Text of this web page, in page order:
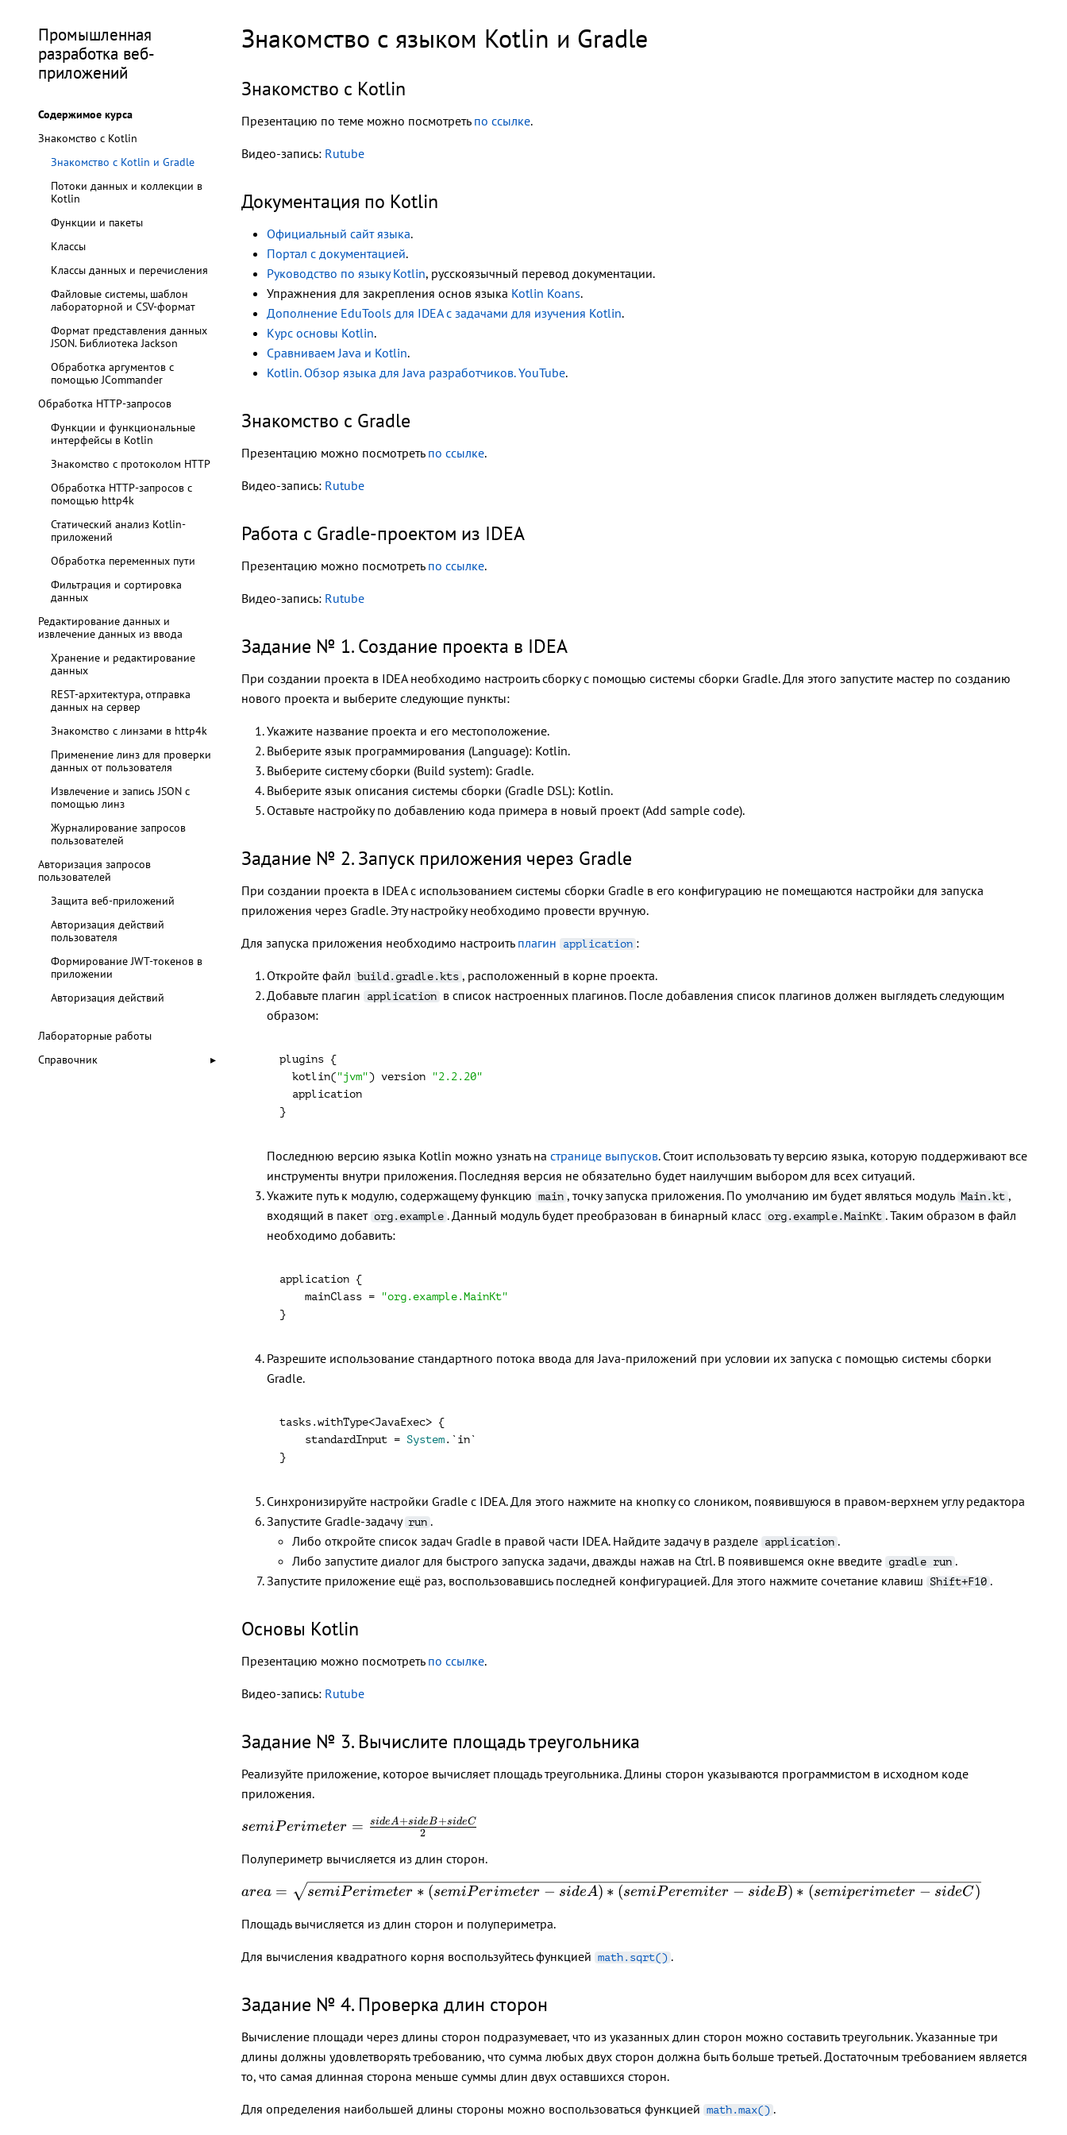
Промышленная
разработка веб-
приложений
Содержимое курса
Знакомство с Kotlin
Знакомство с Kotlin и Gradle
Потоки данных и коллекции в
Kotlin
Функции и пакеты
Классы
Классы данных и перечисления
Файловые системы, шаблон
лабораторной и CSV-формат
Формат представления данных
JSON. Библиотека Jackson
Обработка аргументов с
помощью JCommander
Обработка HTTP-запросов
Функции и функциональные
интерфейсы в Kotlin
Знакомство с протоколом HTTP
Обработка HTTP-запросов с
помощью http4k
Статический анализ Kotlin-
приложений
Обработка переменных пути
Фильтрация и сортировка
данных
Редактирование данных и
извлечение данных из ввода
Хранение и редактирование
данных
REST-архитектура, отправка
данных на сервер
Знакомство с линзами в http4k
Применение линз для проверки
данных от пользователя
Извлечение и запись JSON с
помощью линз
Журналирование запросов
пользователей
Авторизация запросов
пользователей
Защита веб-приложений
Авторизация действий
пользователя
Формирование JWT-токенов в
приложении
Авторизация действий
Лабораторные работы
Справочник
Знакомство с языком Kotlin и Gradle
Знакомство с Kotlin
Презентацию по теме можно посмотреть по ссылке.
Видео-запись: Rutube
Документация по Kotlin
Официальный сайт языка.
Портал с документацией.
Руководство по языку Kotlin, русскоязычный перевод документации.
Упражнения для закрепления основ языка Kotlin Koans.
Дополнение EduTools для IDEA с задачами для изучения Kotlin.
Курс основы Kotlin.
Сравниваем Java и Kotlin.
Kotlin. Обзор языка для Java разработчиков. YouTube.
Знакомство с Gradle
Презентацию можно посмотреть по ссылке.
Видео-запись: Rutube
Работа с Gradle-проектом из IDEA
Презентацию можно посмотреть по ссылке.
Видео-запись: Rutube
Задание № 1. Создание проекта в IDEA
При создании проекта в IDEA необходимо настроить сборку с помощью системы сборки Gradle. Для этого запустите мастер по созданию
нового проекта и выберите следующие пункты:
Укажите название проекта и его местоположение.
Выберите язык программирования (Language): Kotlin.
Выберите систему сборки (Build system): Gradle.
Выберите язык описания системы сборки (Gradle DSL): Kotlin.
Оставьте настройку по добавлению кода примера в новый проект (Add sample code).
Задание № 2. Запуск приложения через Gradle
При создании проекта в IDEA с использованием системы сборки Gradle в его конфигурацию не помещаются настройки для запуска
приложения через Gradle. Эту настройку необходимо провести вручную.
Для запуска приложения необходимо настроить плагин application :
Откройте файл build.gradle.kts , расположенный в корне проекта.
Добавьте плагин
application в список настроенных плагинов. После добавления список плагинов должен выглядеть следующим
образом:
  kotlin(
"jvm") version
"2.2.20"
}
Последнюю версию языка Kotlin можно узнать на странице выпусков. Стоит использовать ту версию языка, которую поддерживают все
инструменты внутри приложения. Последняя версия не обязательно будет наилучшим выбором для всех ситуаций.
Укажите путь к модулю, содержащему функцию main , точку запуска приложения. По умолчанию им будет являться модуль Main.kt ,
входящий в пакет org.example . Данный модуль будет преобразован в бинарный класс org.example.MainKt . Таким образом в файл
необходимо добавить:
    mainClass =
"org.example.MainKt"
}
Разрешите использование стандартного потока ввода для Java-приложений при условии их запуска с помощью системы сборки
Gradle.
    standardInput =
System
}
Синхронизируйте настройки Gradle с IDEA. Для этого нажмите на кнопку со слоником, появившуюся в правом-верхнем углу редактора
Запустите Gradle-задачу run .
Либо откройте список задач Gradle в правой части IDEA. Найдите задачу в разделе application .
Либо запустите диалог для быстрого запуска задачи, дважды нажав на Ctrl. В появившемся окне введите gradle run .
Запустите приложение ещё раз, воспользовавшись последней конфигурацией. Для этого нажмите сочетание клавиш
Shift+F10 .
Основы Kotlin
Презентацию можно посмотреть по ссылке.
Видео-запись: Rutube
Задание № 3. Вычислите площадь треугольника
Реализуйте приложение, которое вычисляет площадь треугольника. Длины сторон указываются программистом в исходном коде
приложения.
semiPerimeter
\frac{sideA
+ sideB +
sideC}{2}
semiPerimeter = 2
sideA+sideB+sideC
Полупериметр вычисляется из длин сторон.
area =
* (semiPerimeter -
(semiPeremiter -
(semiperimeter -
sideC)}
area = semiPerimeter ∗ (semiPerimeter − sideA) ∗ (semiPeremiter − sideB) ∗ (semiperimeter − sideC)
Площадь вычисляется из длин сторон и полупериметра.
Для вычисления квадратного корня воспользуйтесь функцией math.sqrt() .
Задание № 4. Проверка длин сторон
Вычисление площади через длины сторон подразумевает, что из указанных длин сторон можно составить треугольник. Указанные три
длины должны удовлетворять требованию, что сумма любых двух сторон должна быть больше третьей. Достаточным требованием является
то, что самая длинная сторона меньше суммы длин двух оставшихся сторон.
Для определения наибольшей длины стороны можно воспользоваться функцией math.max() .